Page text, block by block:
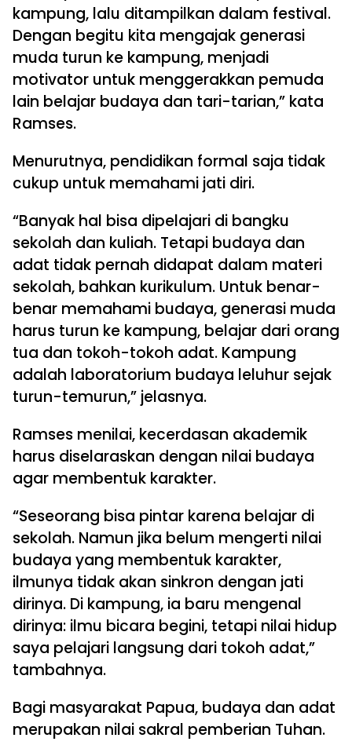
kampung, lalu ditampilkan dalam festival.
Dengan begitu kita mengajak generasi
muda turun ke kampung, menjadi
motivator untuk menggerakkan pemuda
lain belajar budaya dan tari-tarian,” kata
Ramses.
Menurutnya, pendidikan formal saja tidak
cukup untuk memahami jati diri.
“Banyak hal bisa dipelajari di bangku
sekolah dan kuliah. Tetapi budaya dan
adat tidak pernah didapat dalam materi
sekolah, bahkan kurikulum. Untuk benar-
benar memahami budaya, generasi muda
harus turun ke kampung, belajar dari orang
tua dan tokoh-tokoh adat. Kampung
adalah laboratorium budaya leluhur sejak
turun-temurun,” jelasnya.
Ramses menilai, kecerdasan akademik
harus diselaraskan dengan nilai budaya
agar membentuk karakter.
“Seseorang bisa pintar karena belajar di
sekolah. Namun jika belum mengerti nilai
budaya yang membentuk karakter,
ilmunya tidak akan sinkron dengan jati
dirinya. Di kampung, ia baru mengenal
dirinya: ilmu bicara begini, tetapi nilai hidup
saya pelajari langsung dari tokoh adat,”
tambahnya.
Bagi masyarakat Papua, budaya dan adat
merupakan nilai sakral pemberian Tuhan.